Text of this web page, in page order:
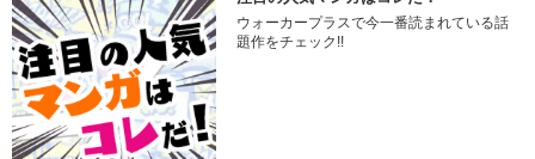
ウォーカープラスで今一番読まれている話
題作をチェック!!